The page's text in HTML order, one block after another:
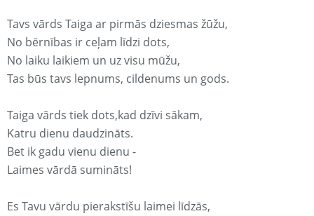
Tavs vārds Taiga ar pirmās dziesmas žūžu,
No bērnības ir ceļam līdzi dots,
No laiku laikiem un uz visu mūžu,
Tas būs tavs lepnums, cildenums un gods.
Taiga vārds tiek dots,kad dzīvi sākam,
Katru dienu daudzināts.
Bet ik gadu vienu dienu -
Laimes vārdā sumināts!
Es Tavu vārdu pierakstīšu laimei līdzās,